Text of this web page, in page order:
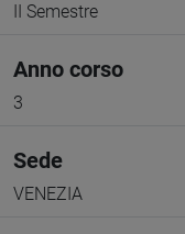
II Semestre
Anno corso
3
Sede
VENEZIA